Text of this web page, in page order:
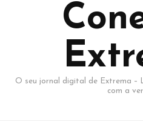
O seu jornal digital de Extrema –
com a